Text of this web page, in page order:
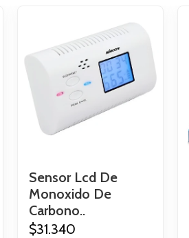
Sensor Lcd De
Monoxido De
Carbono..
$31.340